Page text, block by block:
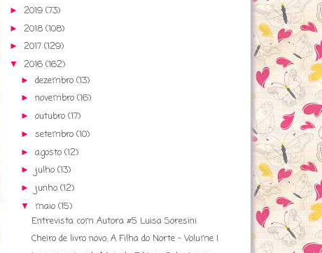
► 2019 (73)
► 2018 (108)
► 2017 (129)
▼ 2016 (162)
► dezembro (13)
► novembro (16)
► outubro (17)
► setembro (10)
► agosto (12)
► julho (13)
► junho (12)
▼ maio (15)
Entrevista com Autora #5 Luisa Soresini
Cheiro de livro novo: A Filha do Norte - Volume I